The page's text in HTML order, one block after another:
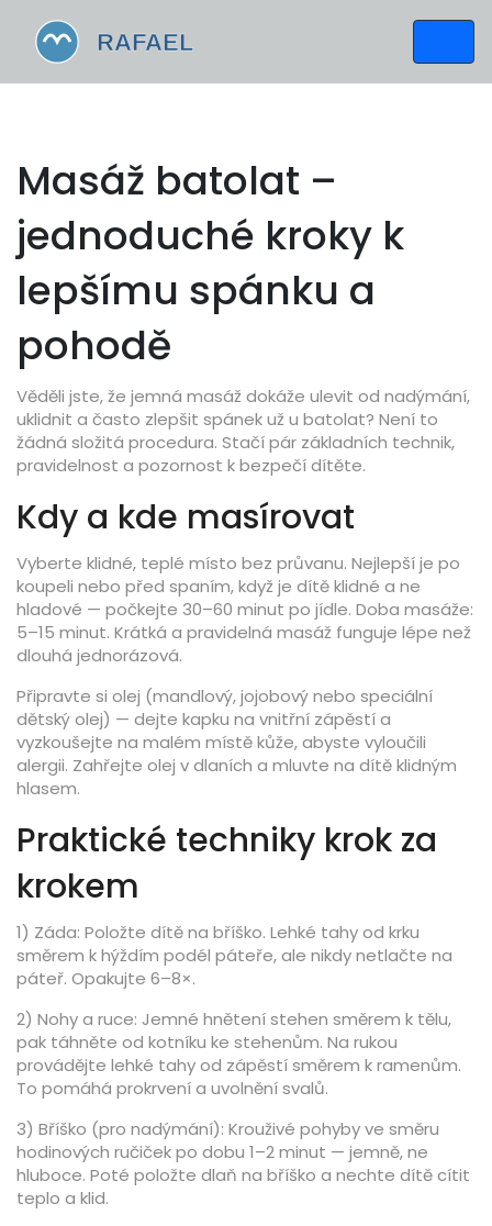
Masáž batolat –
jednoduché kroky k
lepšímu spánku a
pohodě
Věděli jste, že jemná masáž dokáže ulevit od nadýmání,
uklidnit a často zlepšit spánek už u batolat? Není to
žádná složitá procedura. Stačí pár základních technik,
pravidelnost a pozornost k bezpečí dítěte.
Kdy a kde masírovat
Vyberte klidné, teplé místo bez průvanu. Nejlepší je po
koupeli nebo před spaním, když je dítě klidné a ne
hladové — počkejte 30–60 minut po jídle. Doba masáže:
5–15 minut. Krátká a pravidelná masáž funguje lépe než
dlouhá jednorázová.
Připravte si olej (mandlový, jojobový nebo speciální
dětský olej) — dejte kapku na vnitřní zápěstí a
vyzkoušejte na malém místě kůže, abyste vyloučili
alergii. Zahřejte olej v dlaních a mluvte na dítě klidným
hlasem.
Praktické techniky krok za
krokem
1) Záda: Položte dítě na bříško. Lehké tahy od krku
směrem k hýždím podél páteře, ale nikdy netlačte na
páteř. Opakujte 6–8×.
2) Nohy a ruce: Jemné hnětení stehen směrem k tělu,
pak táhněte od kotníku ke stehenům. Na rukou
provádějte lehké tahy od zápěstí směrem k ramenům.
To pomáhá prokrvení a uvolnění svalů.
3) Bříško (pro nadýmání): Krouživé pohyby ve směru
hodinových ručiček po dobu 1–2 minut — jemně, ne
hluboce. Poté položte dlaň na bříško a nechte dítě cítit
teplo a klid.